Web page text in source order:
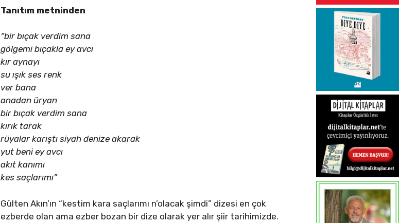
Tanıtım metninden
“bir bıçak verdim sana
gölgemi bıçakla ey avcı
kır aynayı
su ışık ses renk
ver bana
anadan üryan
bir bıçak verdim sana
kırık tarak
rüyalar karıştı siyah denize akarak
yut beni ey avcı
akıt kanımı
kes saçlarımı”
Gülten Akın’ın “kestim kara saçlarımı n’olacak şimdi” dizesi en çok
ezberde olan ama ezber bozan bir dize olarak yer alır şiir tarihimizde.